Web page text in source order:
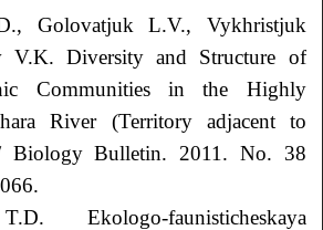
Golovatjuk L.V., Vykhristjuk
V.K. Diversity and Structure of
Communities in the Highly
River (Territory adjacent to
Biology Bulletin. 2011. No. 38
Ekologo-faunisticheskaya